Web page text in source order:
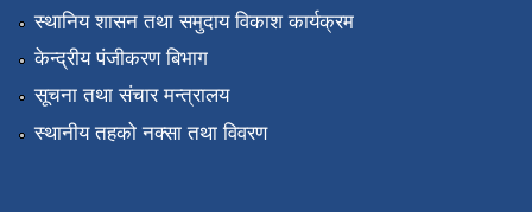
स्थानिय शासन तथा समुदाय विकाश कार्यक्रम
केन्द्रीय पंजीकरण बिभाग
सूचना तथा संचार मन्त्रालय
स्थानीय तहको नक्सा तथा विवरण